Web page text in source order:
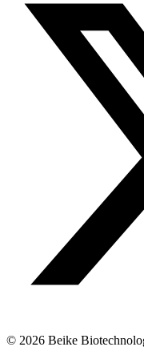
© 2026 Beike